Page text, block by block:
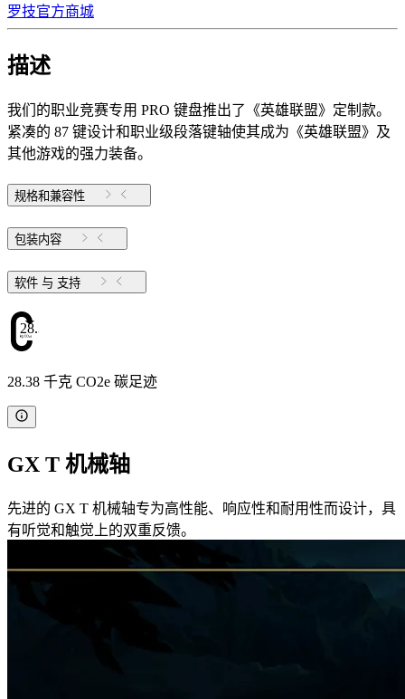
罗技官方商城
描述
我们的职业竞赛专用 PRO 键盘推出了《英雄联盟》定制款。
紧凑的 87 键设计和职业级段落键轴使其成为《英雄联盟》及
其他游戏的强力装备。
规格和兼容性
包装内容
软件 与 支持
28.38
28.38 千克 CO2e 碳足迹
GX T 机械轴
先进的 GX T 机械轴专为高性能、响应性和耐用性而设计，具
有听觉和触觉上的双重反馈。